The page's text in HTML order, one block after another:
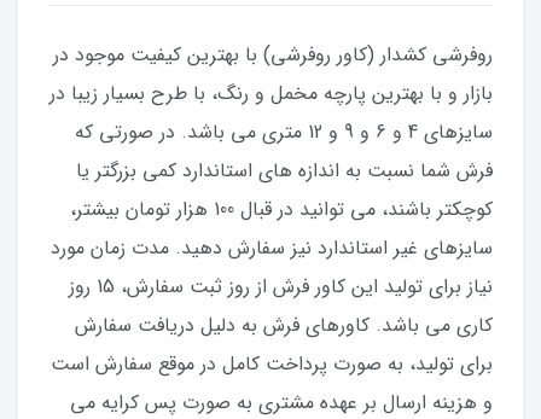
​​​​روفرشی کشدار (کاور روفرشی) با بهترین کیفیت موجود در
بازار و با بهترین پارچه مخمل و رنگ، با طرح بسیار زیبا در
سایزهای 4 و 6 و 9 و 12 متری می باشد. در صورتی که
فرش شما نسبت به اندازه های استاندارد کمی بزرگتر یا
کوچکتر باشند، می توانید در قبال 100 هزار تومان بیشتر،
سایزهای غیر استاندارد نیز سفارش دهید. مدت زمان مورد
نیاز برای تولید این کاور فرش از روز ثبت سفارش، 15 روز
کاری می باشد. کاورهای فرش به دلیل دریافت سفارش
برای تولید، به صورت پرداخت کامل در موقع سفارش است
و هزینه ارسال بر عهده مشتری به صورت پس کرایه می